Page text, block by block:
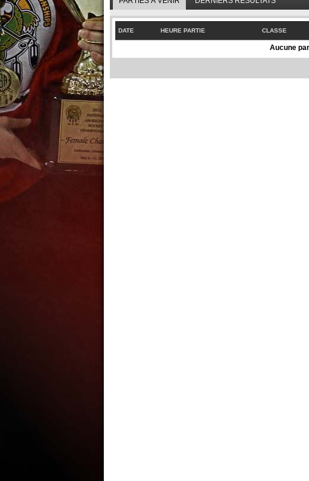
DATE HEURE PARTIE CLASSE
Aucune